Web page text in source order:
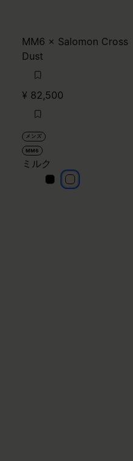
MM6 × Salomon Cross
Dust
¥ 82,500
メンズ
MM6
ミルク
ミルクミルク